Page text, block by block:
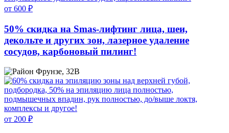
от 600 ₽
50% скидка на Smas-лифтинг лица, шеи,
декольте и других зон, лазерное удаление
сосудов, карбоновый пилинг!
Фрунзе, 32В
от 200 ₽